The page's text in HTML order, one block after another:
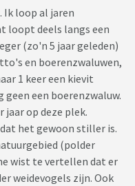
Ik loop al jaren
loopt deels langs een
(zo'n 5 jaar geleden)
en boerenzwaluwen,
1 keer een kievit
een boerenzwaluw.
jaar op deze plek.
het gewoon stiller is.
(polder
wist te vertellen dat er
weidevogels zijn. Ook